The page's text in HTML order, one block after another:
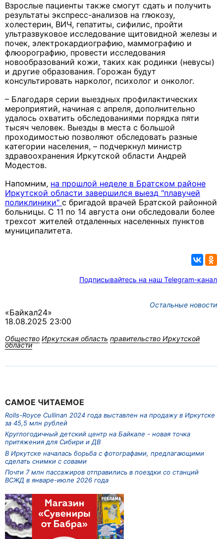
Взрослые пациенты также смогут сдать и получить
результаты экспресс-анализов на глюкозу,
холестерин, ВИЧ, гепатиты, сифилис, пройти
ультразвуковое исследование щитовидной железы и
почек, электрокардиографию, маммографию и
флюорографию, провести исследования
новообразований кожи, таких как родинки (невусы)
и другие образования. Горожан будут
консультировать нарколог, психолог и онколог.
– Благодаря серии выездных профилактических
мероприятий, начиная с апреля, дополнительно
удалось охватить обследованиями порядка пяти
тысяч человек. Выезды в места с большой
проходимостью позволяют обследовать разные
категории населения, – подчеркнул министр
здравоохранения Иркутской области Андрей
Модестов.
Напомним, на прошлой неделе в Братском районе
Иркутской области завершился выезд "плавучей
поликлиники" с бригадой врачей Братской районной
больницы. С 11 по 14 августа они обследовали более
трехсот жителей отдаленных населенных пунктов
муниципалитета.
Подписывайтесь на наш Telegram-канал
Остальные новости
«Байкал24»
18.08.2025 23:00
Общество Иркутская область правительство Иркутской
области
САМОЕ ЧИТАЕМОЕ
Rolls-Royce Cullinan 2024 года выставлен на продажу в Иркутске
за 45,5 млн рублей
Круглогодичный детский центр на Байкале - новая точка
притяжения для Сибири и ДВ
В Иркутске началась борьба с фотографами, предлагающими
сделать снимки с совами
Почти 7 млн пассажиров отправились в поездки со станций
ВСЖД в январе-июле 2026 года